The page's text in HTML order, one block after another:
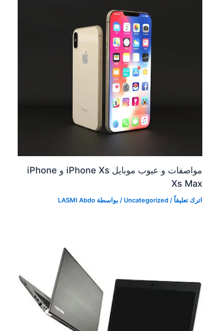
مواصفات و عيوب موبايل iPhone Xs و iPhone
Xs Max
اترك تعليقاً /
Uncategorized/ بواسطة LASMI Abdo